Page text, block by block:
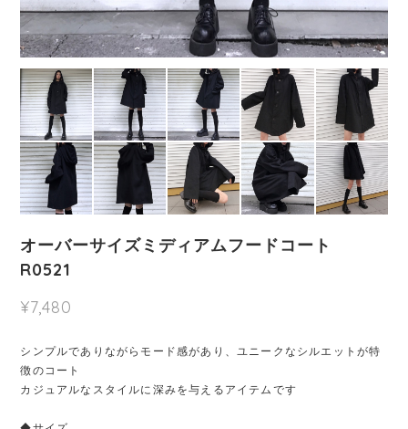
オーバーサイズミディアムフードコート
R0521
¥7,480
シンプルでありながらモード感があり、ユニークなシルエットが特
徴のコート
カジュアルなスタイルに深みを与えるアイテムです